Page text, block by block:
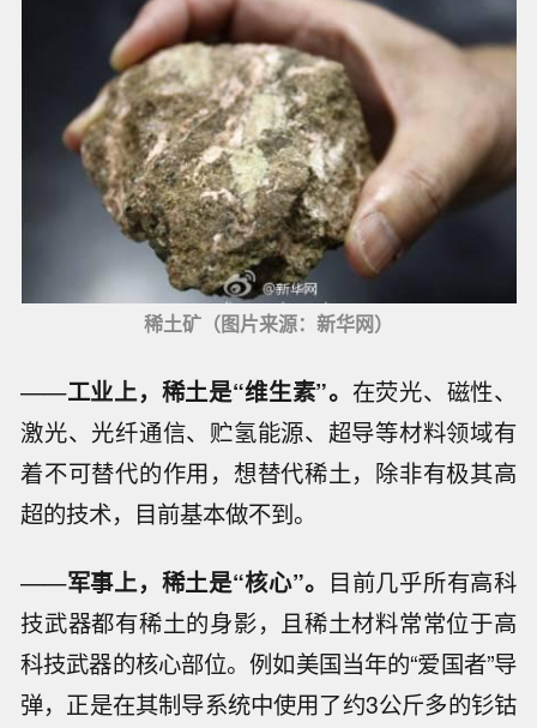
稀土矿（图片来源：新华网）
——工业上，稀土是“维生素”。 在荧光、磁性、
激光、光纤通信、贮氢能源、超导等材料领域有
着不可替代的作用，想替代稀土，除非有极其高
超的技术，目前基本做不到。
——军事上，稀土是“核心”。 目前几乎所有高科
技武器都有稀土的身影，且稀土材料常常位于高
科技武器的核心部位。例如美国当年的“爱国者”导
弹，正是在其制导系统中使用了约3公斤多的钐钴